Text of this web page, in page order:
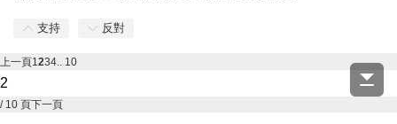
支持 反對
上一頁1234.. 10
/ 10 頁下一頁